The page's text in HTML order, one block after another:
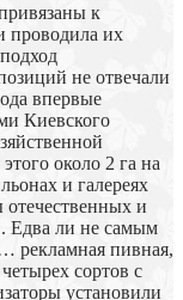
к
проводила их
не отвечали
впервые
Киевского
около 2 га на
и галереях
отечественных и
Едва ли не самым
рекламная пивная,
сортов с
установили